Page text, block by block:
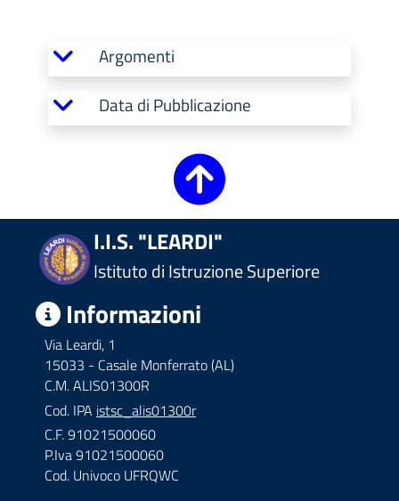
Argomenti
Data di Pubblicazione
I.I.S. "LEARDI"
Istituto di Istruzione Superiore
Informazioni
Via Leardi, 1
15033 - Casale Monferrato (AL)
C.M. ALIS01300R
Cod. IPA istsc_alis01300r
C.F. 91021500060
P.Iva 91021500060
Cod. Univoco UFRQWC